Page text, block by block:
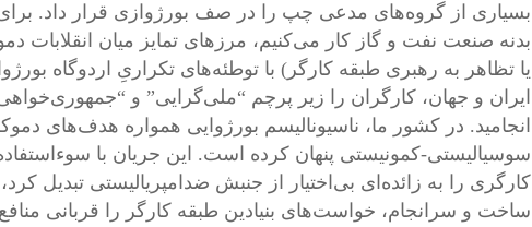
بسیاری از گروه‌های مدعی چپ را در صف بورژوازی قرار داد. برای
بدنه صنعت نفت و گاز کار می‌کنیم، مرزهای تمایز میان انقلابات
یا تظاهر به رهبری طبقه کارگر) با توطئه‌های تکراریِ اردوگاه
ایران و جهان، کارگران را زیر پرچم “ملی‌گرایی” و
انجامید. در کشور ما، ناسیونالیسم بورژوایی همواره هدف‌های
سوسیالیستی-کمونیستی پنهان کرده است. این جریان با
کارگری را به زائده‌ای بی‌اختیار از جنبش ضدامپریالیستی تبدیل
ساخت و سرانجام، خواست‌های بنیادین طبقه کارگر را قربانی